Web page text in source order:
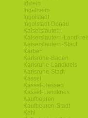
Idstein
Ingelheim
Ingolstadt
Ingolstadt-Donau
Kaiserslautern
Kaiserslautern-
Kaiserslautern-Stadt
Karben
Karlsruhe-Baden
Karlsruhe-Landkreis
Karlsruhe-Stadt
Kassel
Kassel-Hessen
Kassel-Landkreis
Kaufbeuren
Kaufbeuren-Stadt
Kehl